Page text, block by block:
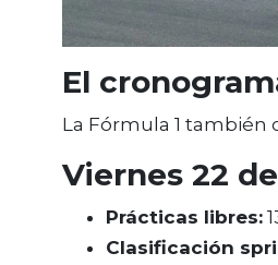
El
La Fórmula 1 también
Viernes 22
Prácticas libres:
Clasificación